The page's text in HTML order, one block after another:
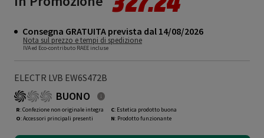
Consegna GRATUITA prevista dal 14/08/2026
Nota sul prezzo e tempi di spedizione
IVA ed Eco-contributo RAEE incluse
ELECTR LVB EW6S472B
BUONO
R: Confezione non originale integra
O: Accessori principali presenti
C: Estetica prodotto buona
N: Prodotto funzionante